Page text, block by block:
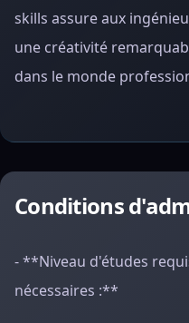
skills assure aux
une créativité
dans le monde
Conditions
- **Niveau d'études
nécessaires :**